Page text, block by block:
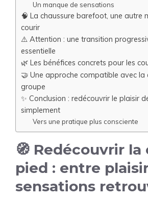
Un manque de sensations
🧠 La chaussure barefoot, une autre
courir
⚠️ Attention : une transition
essentielle
🌿 Les bénéfices concrets pour les
🤝 Une approche compatible avec la
groupe
✨ Conclusion : redécouvrir le plaisir
simplement
Vers une pratique plus consciente
🧭 Redécouvrir la
pied : entre
sensations